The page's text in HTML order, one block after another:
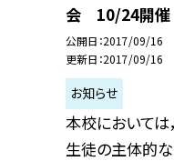
会 10/24開催
公開日 2017/09/16
更新日 2017/09/16
お知らせ
本校においては
生徒の主体的